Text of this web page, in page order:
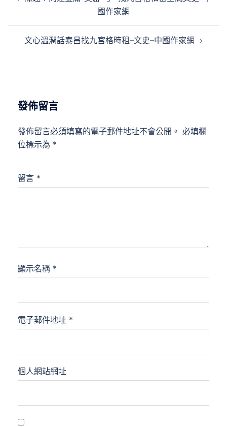
章
國作家網
文心溫潤話泰昌找九宮格時租–文史–中國作家網
發佈留言
發佈留言必須填寫的電子郵件地址不會公開。 必填欄
位標示為 *
留言 *
顯示名稱 *
電子郵件地址 *
個人網站網址